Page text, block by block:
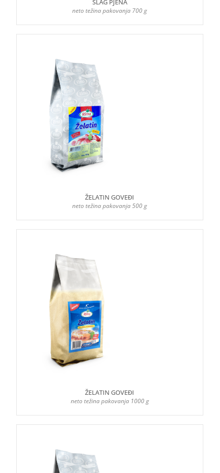
ŠLAG PJENA
neto težina pakovanja 700 g
ŽELATIN GOVEĐI
neto težina pakovanja 500 g
ŽELATIN GOVEĐI
neto težina pakovanja 1000 g